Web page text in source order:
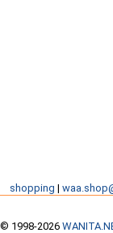
shopping |
© 1998-2026